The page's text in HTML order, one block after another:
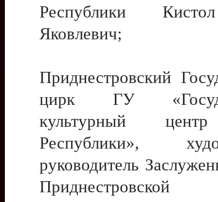
Республики
Яковлевич;
Приднестровский
цирк ГУ
культурный
Республики»,
руководитель
Приднестровской